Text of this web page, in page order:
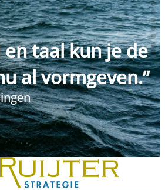
en taal kun je de
al vormgeven.”